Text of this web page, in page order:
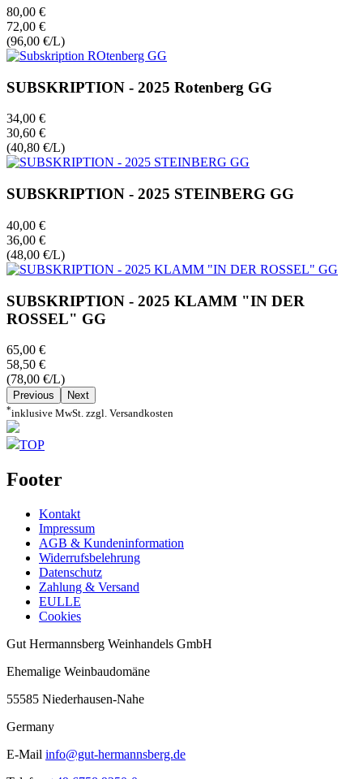
80,00 €
72,00 €
(96,00 €/L)
SUBSKRIPTION - 2025 Rotenberg GG
34,00 €
30,60 €
(40,80 €/L)
SUBSKRIPTION - 2025 STEINBERG GG
40,00 €
36,00 €
(48,00 €/L)
SUBSKRIPTION - 2025 KLAMM "IN DER
ROSSEL" GG
65,00 €
58,50 €
(78,00 €/L)
Previous Next
*inklusive MwSt. zzgl. Versandkosten
TOP
Footer
Kontakt
Impressum
AGB & Kundeninformation
Widerrufsbelehrung
Datenschutz
Zahlung & Versand
EULLE
Cookies
Gut Hermannsberg Weinhandels GmbH
Ehemalige Weinbaudomäne
55585 Niederhausen-Nahe
Germany
E-Mail info@gut-hermannsberg.de